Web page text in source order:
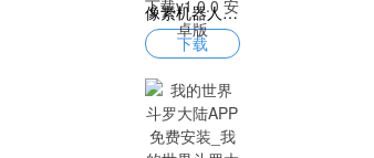
像素机器人决斗最新版下载-像素机器人决斗游戏下载v1.0.0 安卓版
下载